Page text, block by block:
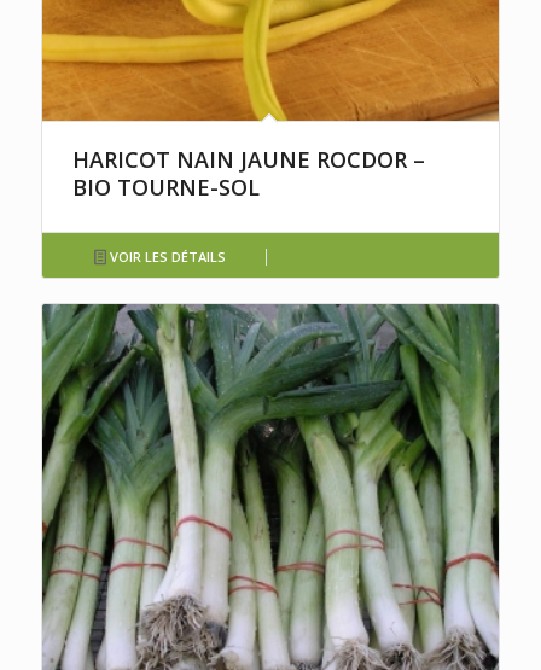
HARICOT NAIN JAUNE ROCDOR –
BIO TOURNE-SOL
VOIR LES DÉTAILS